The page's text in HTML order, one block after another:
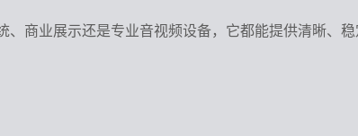
商业展示还是专业音视频设备，它都能提供清晰、稳